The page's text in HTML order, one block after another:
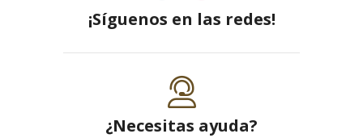
¡Síguenos en las redes!
¿Necesitas ayuda?